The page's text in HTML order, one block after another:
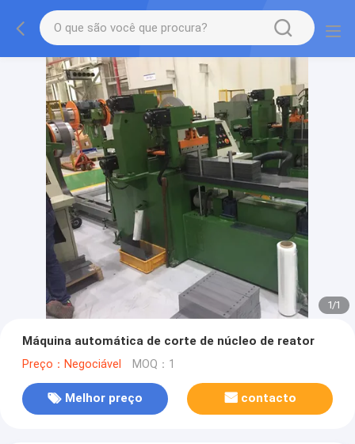
1/1
Máquina automática de corte de núcleo de reator
Preço：Negociável MOQ：1
Melhor preço contacto